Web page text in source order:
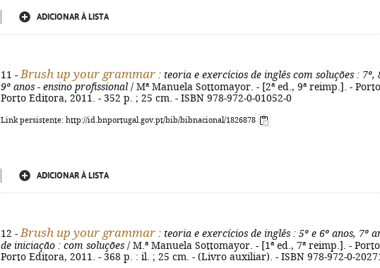
ADICIONAR À LISTA
11 - Brush up your grammar : teoria e exercícios de inglês com soluções : 7º,
9º anos - ensino profissional / Mª Manuela Sottomayor. - [2ª ed., 9ª reimp.]. -
Porto Editora, 2011. - 352 p. ; 25 cm. - ISBN 978-972-0-01052-0
Link persistente: http://id.bnportugal.gov.pt/bib/bibnacional/1826878
ADICIONAR À LISTA
12 - Brush up your grammar : teoria e exercícios de inglês : 5º e 6º anos, 7º
de iniciação : com soluções / M.ª Manuela Sottomayor. - [1ª ed., 7ª reimp.]. -
Porto Editora, 2011. - 368 p. : il. ; 25 cm. - (Livro auxiliar). - ISBN 978-972-0-